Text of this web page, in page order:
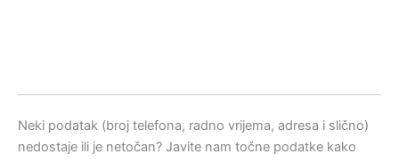
Neki podatak (broj telefona, radno vrijema, adresa i slično)
nedostaje ili je netočan? Javite nam točne podatke kako